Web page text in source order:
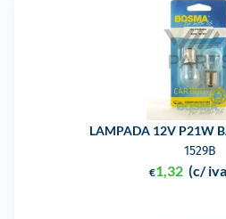
LAMPADA 12V P21W
1529B
€1,32 (c/